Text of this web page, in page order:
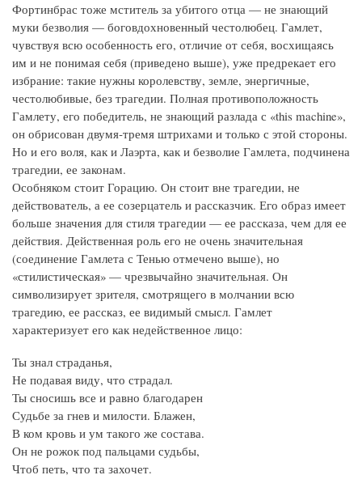
Фортинбрас тоже мститель за убитого отца — не знающий
муки безволия — боговдохновенный честолюбец. Гамлет,
чувствуя всю особенность его, отличие от себя, восхищаясь
им и не понимая себя (приведено выше), уже предрекает его
избрание: такие нужны королевству, земле, энергичные,
честолюбивые, без трагедии. Полная противоположность
Гамлету, его победитель, не знающий разлада с «this machine»,
он обрисован двумя‑тремя штрихами и только с этой стороны.
Но и его воля, как и Лаэрта, как и безволие Гамлета, подчинена
трагедии, ее законам.
Особняком стоит Горацию. Он стоит вне трагедии, не
действователь, а ее созерцатель и рассказчик. Его образ имеет
больше значения для стиля трагедии — ее рассказа, чем для ее
действия. Действенная роль его не очень значительная
(соединение Гамлета с Тенью отмечено выше), но
«стилистическая» — чрезвычайно значительная. Он
символизирует зрителя, смотрящего в молчании всю
трагедию, ее рассказ, ее видимый смысл. Гамлет
характеризует его как недейственное лицо:
Ты знал страданья,
Не подавая виду, что страдал.
Ты сносишь все и равно благодарен
Судьбе за гнев и милости. Блажен,
В ком кровь и ум такого же состава.
Он не рожок под пальцами судьбы,
Чтоб петь, что та захочет.